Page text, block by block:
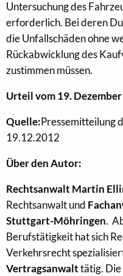
Untersuchung des
erforderlich. Bei deren
die Unfallschäden ohne
Rückabwicklung des
zustimmen müssen.
Urteil vom 19.
Quelle:Pressemitteilung
19.12.2012
Über den Autor:
Rechtsanwalt Martin
Rechtsanwalt und
Stuttgart-Möhringen.
Berufstätigkeit hat sich
Verkehrsrecht
Vertragsanwalttätig.